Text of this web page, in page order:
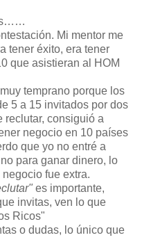
Mi mentor me
tener éxito, era tener
que asistieran al HOM
temprano porque los
5 a 15 invitados por dos
reclutar, consiguió a
negocio en 10 países
que yo no entré a
para ganar dinero, lo
fue extra.
es importante,
invitas, ven lo que
Ricos"
o dudas, lo único que